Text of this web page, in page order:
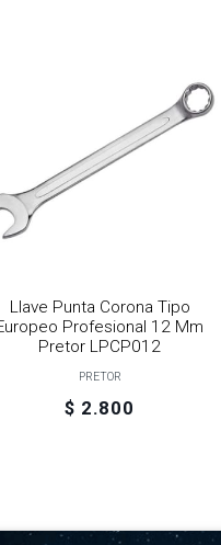
Llave Punta Corona Tipo
Profesional 12 Mm
Pretor LPCP012
PRETOR
$ 2.800